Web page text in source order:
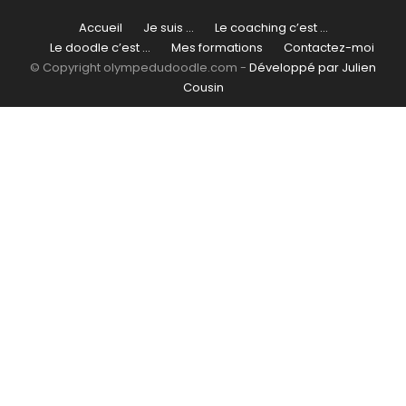
Accueil Je suis …
Le coaching c’est …
Le doodle c’est …
Mes formations
Contactez-moi
© Copyright olympedudoodle.com - Développé par Julien
Cousin